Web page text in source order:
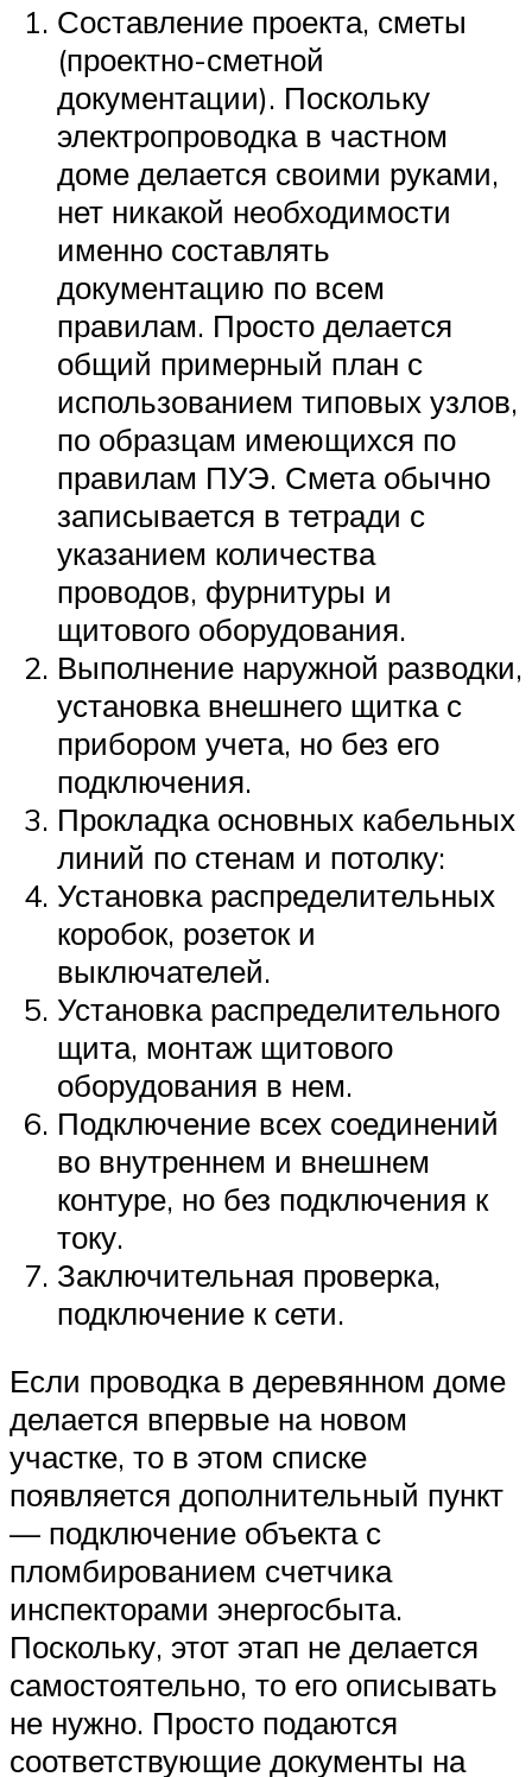
Составление проекта, сметы
(проектно-сметной
документации). Поскольку
электропроводка в частном
доме делается своими руками,
нет никакой необходимости
именно составлять
документацию по всем
правилам. Просто делается
общий примерный план с
использованием типовых узлов,
по образцам имеющихся по
правилам ПУЭ. Смета обычно
записывается в тетради с
указанием количества
проводов, фурнитуры и
щитового оборудования.
Выполнение наружной разводки,
установка внешнего щитка с
прибором учета, но без его
подключения.
Прокладка основных кабельных
линий по стенам и потолку:
Установка распределительных
коробок, розеток и
выключателей.
Установка распределительного
щита, монтаж щитового
оборудования в нем.
Подключение всех соединений
во внутреннем и внешнем
контуре, но без подключения к
току.
Заключительная проверка,
подключение к сети.
Если проводка в деревянном доме
делается впервые на новом
участке, то в этом списке
появляется дополнительный пункт
— подключение объекта с
пломбированием счетчика
инспекторами энергосбыта.
Поскольку, этот этап не делается
самостоятельно, то его описывать
не нужно. Просто подаются
соответствующие документы на